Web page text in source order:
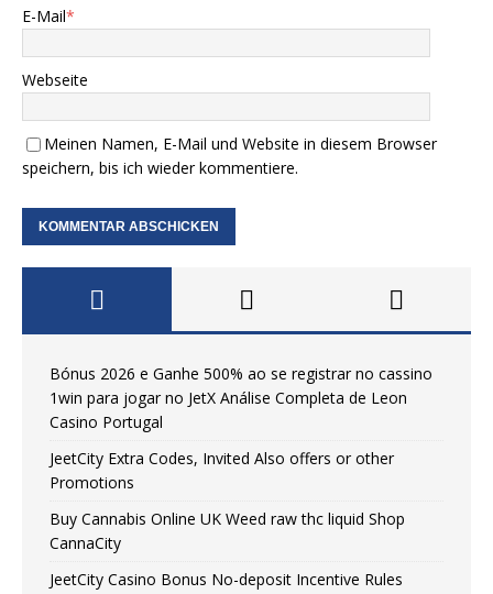
E-Mail*
Webseite
Meinen Namen, E-Mail und Website in diesem Browser
speichern, bis ich wieder kommentiere.
Bónus 2026 e Ganhe 500% ao se registrar no cassino
1win para jogar no JetX Análise Completa de Leon
Casino Portugal
JeetCity Extra Codes, Invited Also offers or other
Promotions
Buy Cannabis Online UK Weed raw thc liquid Shop
CannaCity
JeetCity Casino Bonus No-deposit Incentive Rules